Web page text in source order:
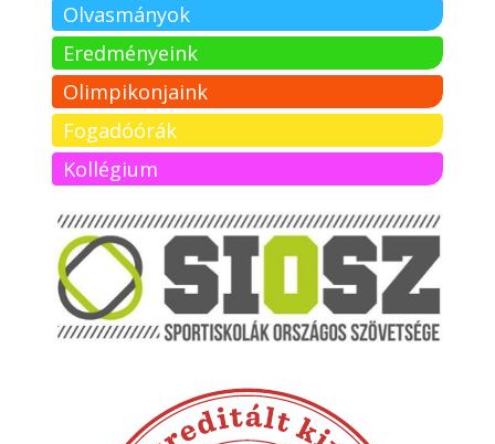
Olvasmányok
Eredményeink
Olimpikonjaink
Fogadóórák
Kollégium